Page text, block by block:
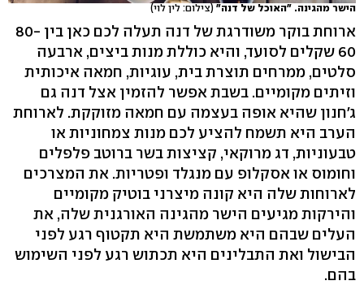
הישר מהגינה. "האוכל של דנה" (צילום: לין לוי)
ארוחת בוקר משודרגת של דנה תעלה לכם כאן בין 80-
60 שקלים לסועד, והיא כוללת מנות ביצים, ארבעה
סלטים, ממרחים תוצרת בית, עוגיות, חמאה איכותית
וזיתים מקומיים. בשבת אפשר להזמין אצל דנה גם
ג'חנון שהיא אופה בעצמה עם חמאה מזוקקת. לארוחת
הערב היא תשמח להציע לכם מנות צמחוניות או
טבעוניות, דג מרוקאי, קציצות בשר ברוטב פלפלים
וחומוס או אסקלופ עם מנגלד ופטריות. את המצרכים
לארוחות שלה היא קונה מיצרני בוטיק מקומיים
והירקות מגיעים הישר מהגינה האורגנית שלה, את
העלים שבהם היא משתמשת היא תקטוף רגע לפני
הבישול ואת התבלינים היא תכתוש רגע לפני השימוש
בהם.